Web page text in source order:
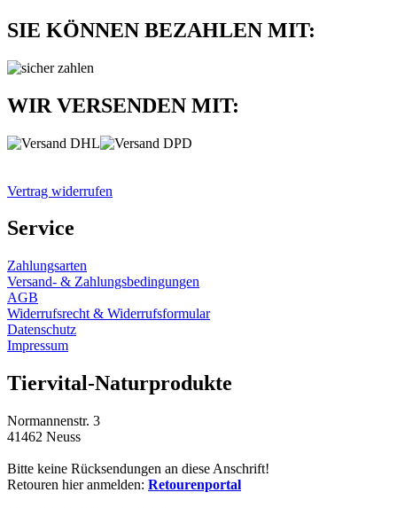
SIE KÖNNEN BEZAHLEN MIT:
WIR VERSENDEN MIT:
Vertrag widerrufen
Service
Zahlungsarten
Versand- & Zahlungsbedingungen
AGB
Widerrufsrecht & Widerrufsformular
Datenschutz
Impressum
Tiervital-Naturprodukte
Normannenstr. 3
41462 Neuss
Bitte keine Rücksendungen an diese Anschrift!
Retouren hier anmelden: Retourenportal